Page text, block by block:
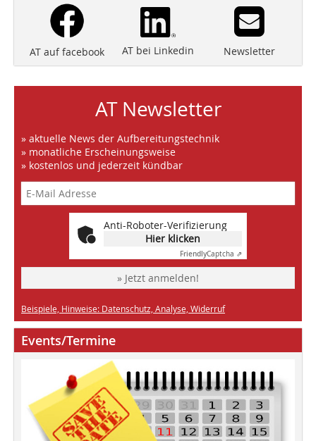
AT auf facebook AT bei Linkedin Newsletter
AT Newsletter
» aktuelle News der Aufbereitungstechnik
» monatliche Erscheinungsweise
» kostenlos und jederzeit kündbar
Anti-Roboter-Verifizierung
Hier klicken
FriendlyCaptcha ⇗
» Jetzt anmelden!
Beispiele, Hinweise: Datenschutz, Analyse, Widerruf
Events/Termine